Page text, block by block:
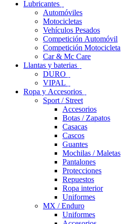
Lubricantes
Automóviles
Motocicletas
Vehículos Pesados
Competición Automóvil
Competición Motocicleta
Car & Mc Care
Llantas y baterias
DURO
VIPAL
Ropa y Accesorios
Sport / Street
Accesorios
Botas / Zapatos
Casacas
Cascos
Guantes
Mochilas / Maletas
Pantalones
Protecciones
Repuestos
Ropa interior
Uniformes
MX / Enduro
Uniformes